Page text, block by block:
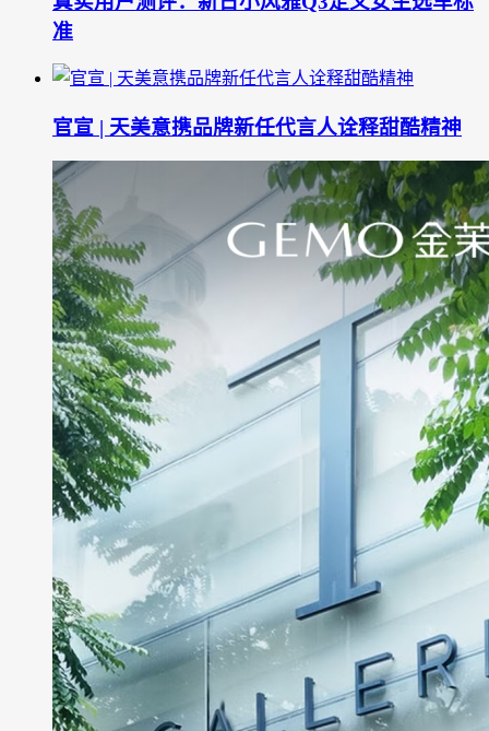
准
官宣 | 天美意携品牌新任代言人诠释甜酷精神